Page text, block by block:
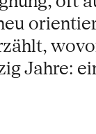
Jahre: